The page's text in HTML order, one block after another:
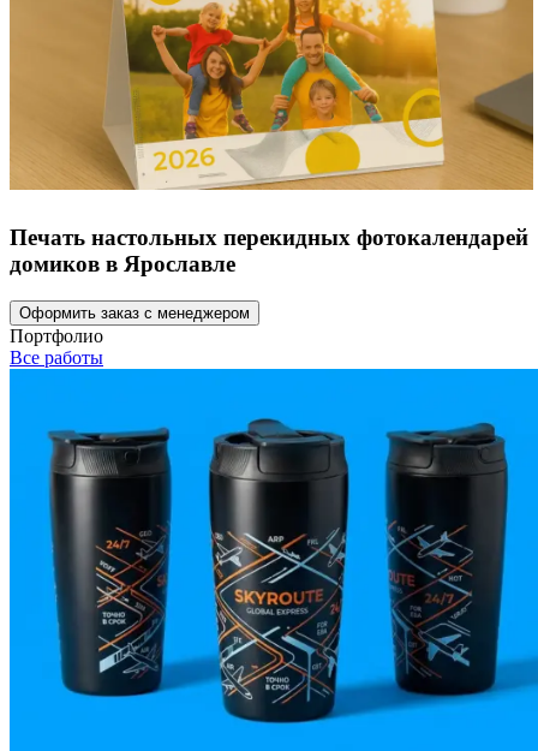
Печать настольных перекидных фотокалендарей
домиков в Ярославле
Оформить заказ с менеджером
Портфолио
Все работы